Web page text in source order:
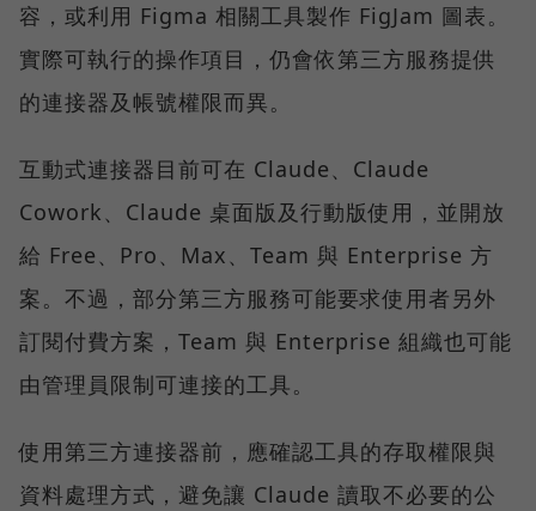
容，或利用 Figma 相關工具製作 FigJam 圖表。
實際可執行的操作項目，仍會依第三方服務提供
的連接器及帳號權限而異。
互動式連接器目前可在 Claude、Claude
Cowork、Claude 桌面版及行動版使用，並開放
給 Free、Pro、Max、Team 與 Enterprise 方
案。不過，部分第三方服務可能要求使用者另外
訂閱付費方案，Team 與 Enterprise 組織也可能
由管理員限制可連接的工具。
使用第三方連接器前，應確認工具的存取權限與
資料處理方式，避免讓 Claude 讀取不必要的公